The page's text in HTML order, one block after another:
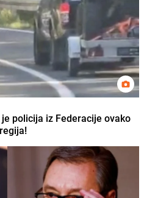
policija iz Federacije ovako